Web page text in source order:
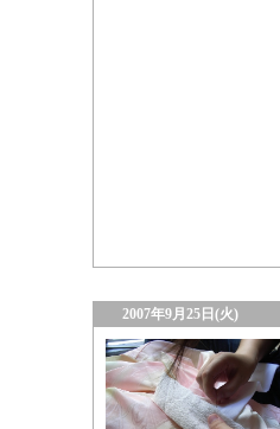
2007年9月25日(火)